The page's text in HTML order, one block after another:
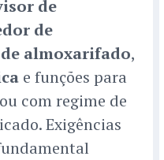
de
de
almoxarifado,
e funções para
com regime de
Exigências